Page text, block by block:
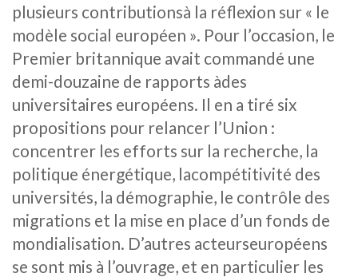
plusieurs contributionsà la réflexion sur « le
modèle social européen ». Pour l’occasion, le
Premier britannique avait commandé une
demi-douzaine de rapports àdes
universitaires européens. Il en a tiré six
propositions pour relancer l’Union :
concentrer les efforts sur la recherche, la
politique énergétique, lacompétitivité des
universités, la démographie, le contrôle des
migrations et la mise en place d’un fonds de
mondialisation. D’autres acteurseuropéens
se sont mis à l’ouvrage, et en particulier les